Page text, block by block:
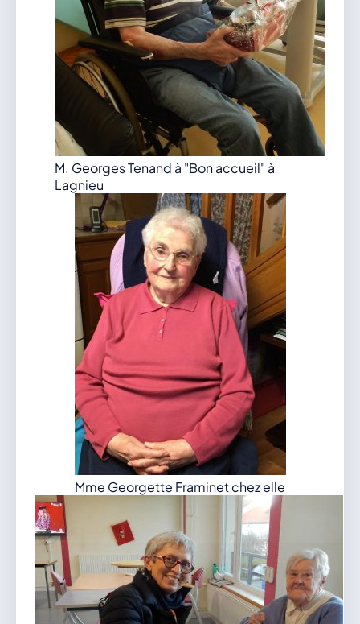
M. Georges Tenand à "Bon accueil" à
Lagnieu
Mme Georgette Framinet chez elle